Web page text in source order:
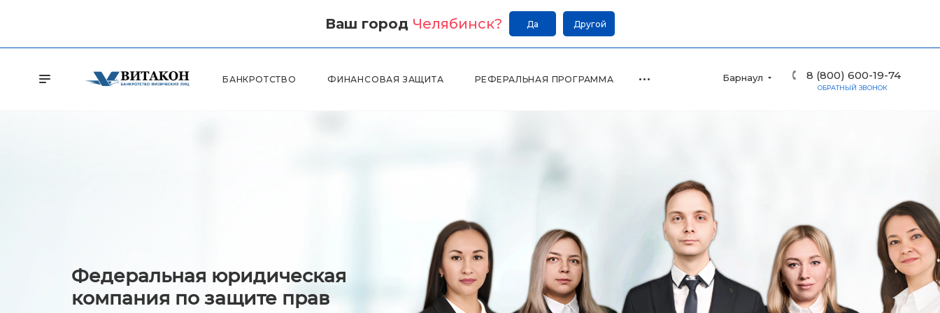
Ваш город Челябинск? Да Другой
Барнаул 8 (800) 600-19-74
БАНКРОТСТВО ФИНАНСОВАЯ ЗАЩИТА РЕФЕРАЛЬНАЯ ПРОГРАММА
ОБРАТНЫЙ ЗВОНОК
Федеральная юридическая
компания по защите прав